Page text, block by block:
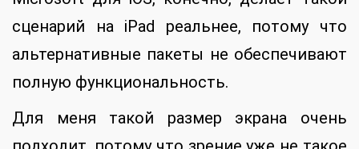
сценарий на iPad реальнее, потому что
альтернативные пакеты не обеспечивают
полную функциональность.
Для меня такой размер экрана очень